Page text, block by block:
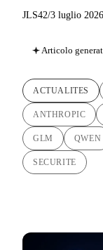
JLS42/3 luglio 2026
Articolo
ACTUALITES
ANTHROPIC
GLM QWEN
SECURITE